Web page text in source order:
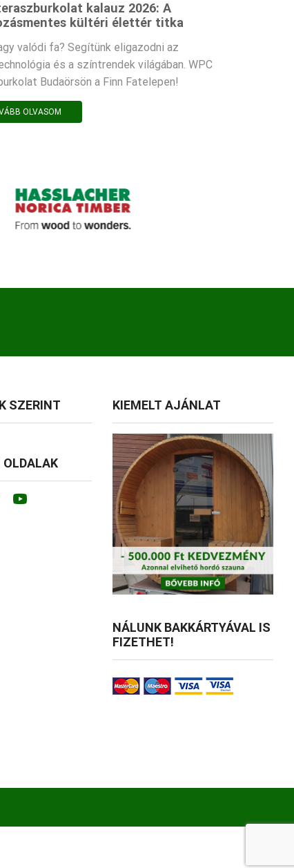
kalauz 2026: A
kültéri élettér titka
valódi fa? Segítünk eligazodni az
és a színtrendek világában. WPC
Budaörsön a Finn Fatelepen!
OLVASOM
SZERINT
OLDALAK
Youtube
KIEMELT AJÁNLAT
NÁLUNK BAKKÁRTYÁVAL IS
FIZETHET!